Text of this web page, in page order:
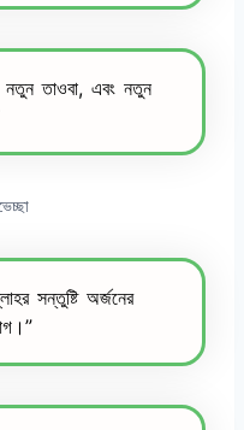
তাওবা, এবং নতুন
সন্তুষ্টি অর্জনের